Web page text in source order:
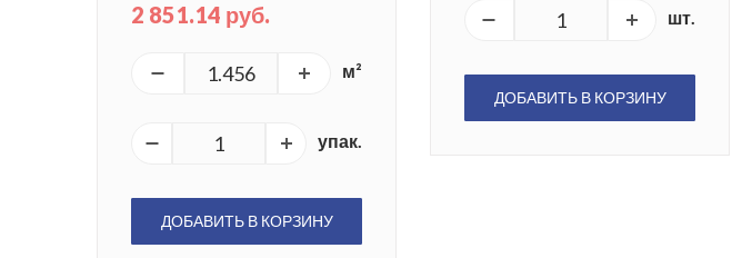
2 851.14 руб.
м²
упак.
ДОБАВИТЬ В КОРЗИНУ
шт.
ДОБАВИТЬ В КОРЗИНУ